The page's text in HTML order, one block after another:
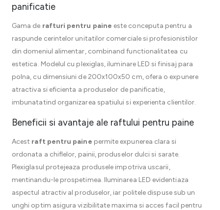
panificatie
Gama de rafturi pentru paine este conceputa pentru a
raspunde cerintelor unitatilor comerciale si profesionistilor
din domeniul alimentar, combinand functionalitatea cu
estetica. Modelul cu plexiglas, iluminare LED si finisaj para
polna, cu dimensiuni de 200x100x50 cm, ofera o expunere
atractiva si eficienta a produselor de panificatie,
imbunatatind organizarea spatiului si experienta clientilor.
Beneficii si avantaje ale raftului pentru paine
Acest raft pentru paine permite expunerea clara si
ordonata a chiflelor, painii, produselor dulci si sarate.
Plexiglasul protejeaza produsele impotriva uscarii,
mentinandu-le prospetimea. Iluminarea LED evidentiaza
aspectul atractiv al produselor, iar politele dispuse sub un
unghi optim asigura vizibilitate maxima si acces facil pentru